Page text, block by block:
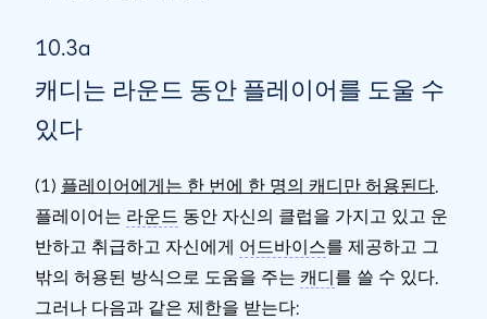
10.3a
캐디는 라운드 동안 플레이어를 도울 수
있다
(1) 플레이어에게는 한 번에 한 명의 캐디만 허용된다
플레이어는 라운드 동안 자신의 클럽을 가지고 있고 운
반하고 취급하고 자신에게 어드바이스를 제공하고 그
밖의 허용된 방식으로 도움을 주는 캐디를 쓸 수 있다.
그러나 다음과 같은 제한을 받는다: